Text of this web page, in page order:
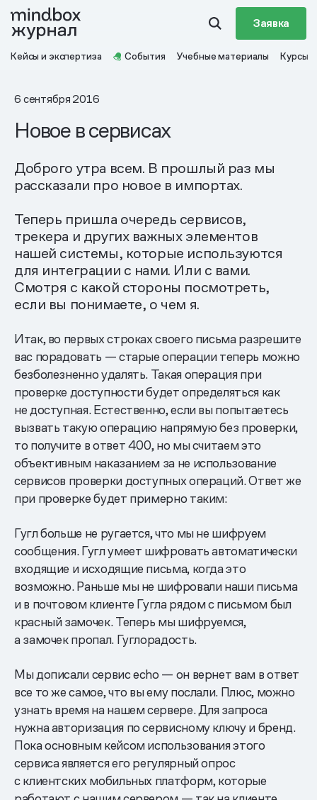
Заявка
Кейсы и экспертиза События Учебные материалы Курсы
6 сентября 2016
Новое в сервисах
Доброго утра всем. В прошлый раз мы
рассказали про новое в импортах.
Теперь пришла очередь сервисов,
трекера и других важных элементов
нашей системы, которые используются
для интеграции с нами. Или с вами.
Смотря с какой стороны посмотреть,
если вы понимаете, о чем я.
Итак, во первых строках своего письма разрешите
вас порадовать — старые операции теперь можно
безболезненно удалять. Такая операция при
проверке доступности будет определяться как
не доступная. Естественно, если вы попытаетесь
вызвать такую операцию напрямую без проверки,
то получите в ответ 400, но мы считаем это
объективным наказанием за не использование
сервисов проверки доступных операций. Ответ же
при проверке будет примерно таким:
Гугл больше не ругается, что мы не шифруем
сообщения. Гугл умеет шифровать автоматически
входящие и исходящие письма, когда это
возможно. Раньше мы не шифровали наши письма
и в почтовом клиенте Гугла рядом с письмом был
красный замочек. Теперь мы шифруемся,
а замочек пропал. Гуглорадость.
Мы дописали сервис echo — он вернет вам в ответ
все то же самое, что вы ему послали. Плюс, можно
узнать время на нашем сервере. Для запроса
нужна авторизация по сервисному ключу и бренд.
Пока основным кейсом использования этого
сервиса является его регулярный опрос
с клиентских мобильных платформ, которые